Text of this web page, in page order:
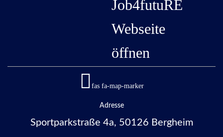
Job4futuRE
Webseite
öffnen
fas fa-map-marker
Adresse
Sportparkstraße 4a, 50126 Bergheim